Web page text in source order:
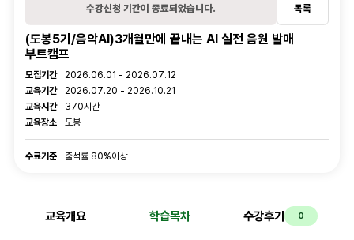
수강신청 기간이 종료되었습니다. 목록
(도봉5기/음악AI)3개월만에 끝내는 AI 실전 음원 발매
부트캠프
강의 정보
모집기간
2026.06.01 - 2026.07.12
교육기간
2026.07.20 - 2026.10.21
교육시간
370시간
교육장소
도봉
수료기준
수료기준 출석률 80%이상
교육개요 학습목차 수강후기 0